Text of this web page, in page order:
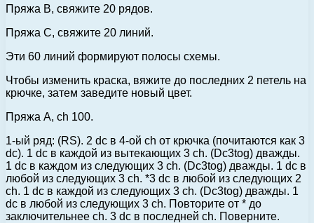
Пряжа B, свяжите 20 рядов.
Пряжа C, свяжите 20 линий.
Эти 60 линий формируют полосы схемы.
Чтобы изменить краска, вяжите до последних 2 петель на
крючке, затем заведите новый цвет.
Пряжа A, ch 100.
1-ый ряд: (RS). 2 dc в 4-ой ch от крючка (почитаются как 3
dc). 1 dc в каждой из вытекающих 3 ch. (Dc3tog) дважды.
1 dc в каждом из следующих 3 ch. (Dc3tog) дважды. 1 dc в
любой из следующих 3 ch. *3 dc в любой из следующих 2
ch. 1 dc в каждой из следующих 3 ch. (Dc3tog) дважды. 1
dc в любой из следующих 3 ch. Повторите от * до
заключительнее ch. 3 dc в последней ch. Поверните.